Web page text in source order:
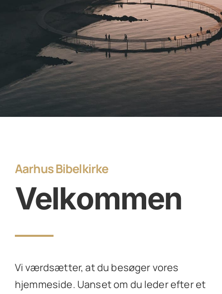
Aarhus Bibelkirke
Velkommen
Vi værdsætter, at du besøger vores
hjemmeside. Uanset om du leder efter et